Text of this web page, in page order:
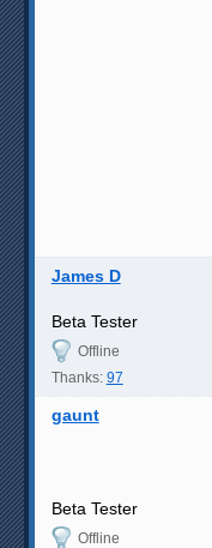
James D
Beta Tester
Offline
Thanks: 97
gaunt
Beta Tester
Offline